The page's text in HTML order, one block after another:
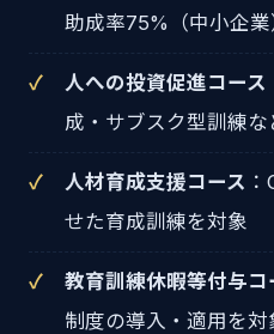
助成率75%（中小企業
人への投資促進コース
成・サブスク型訓練
人材育成支援コース
せた育成訓練を対象
教育訓練休暇等付与コ
制度の導入・適用を対